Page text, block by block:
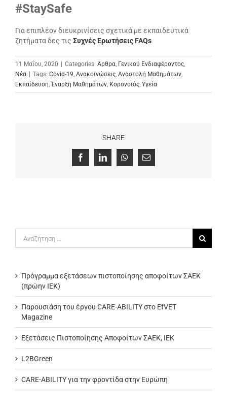
#StaySafe
Για επιπλέον διευκρινίσεις σχετικά με εκπαιδευτικά
ζητήματα δες τις Συχνές Ερωτήσεις FAQs
11 Μαΐου, 2020 Categories: Άρθρα, Γενικού Ενδιαφέροντος,
Νέα
Tags: Covid-19, Ανακοινώσεις, Αναστολή Μαθημάτων,
Εκπαίδευση,Έναρξη Μαθημάτων, Κορονοϊός, Υγεία
SHARE
FacebookLinkedInWhatsApp
Email
για:
Πρόγραμμα εξετάσεων πιστοποίησης αποφοίτων ΣΑΕΚ
(πρώην ΙΕΚ)
Παρουσιάση του έργου CARE-ABILITY στο EfVET
Magazine
Εξετάσεις Πιστοποίησης Αποφοίτων ΣΑΕΚ, ΙΕΚ
L2BGreen
CARE-ABILITY για την φροντίδα στην Ευρώπη